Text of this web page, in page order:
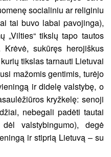
socialiniu ar religiniu
tai buvo labai pavojinga),
„Vilties“ tikslų tapo tautos
sukūręs herojiškus
tikslas tarnauti Lietuvai
mažomis gentimis, turėjo
ir didelę valstybę, o
kryžkelę: senoji
nebegali padėti tautai
valstybingumo), degė
ir stiprią Lietuvą – su